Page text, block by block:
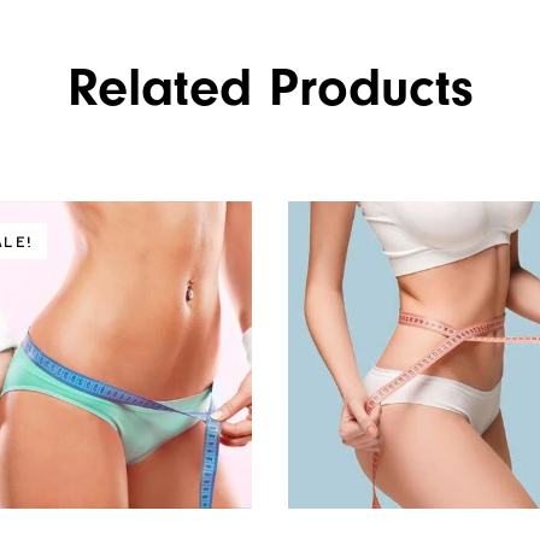
Related Products